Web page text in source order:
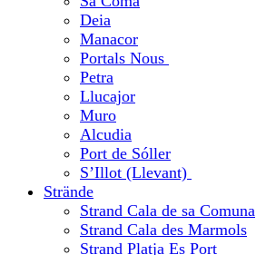
Deia
Manacor
Portals Nous
Petra
Llucajor
Muro
Alcudia
Port de Sóller
S’Illot (Llevant)
Strände
Strand Cala de sa Comuna
Strand Cala des Marmols
Strand Platja Es Port